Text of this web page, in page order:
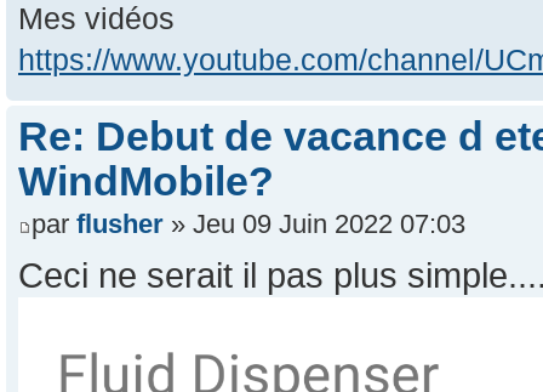
Mes vidéos
https://www.youtube.com/channel/
Re: Debut de vacance d
WindMobile?
par flusher » Jeu 09 Juin 2022 07:03
Ceci ne serait il pas plus